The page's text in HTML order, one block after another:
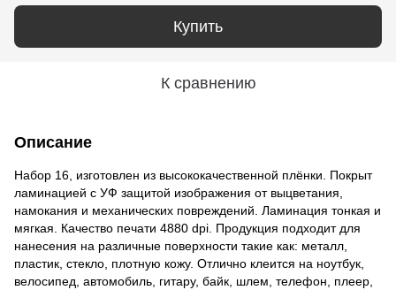
Купить
К сравнению
Описание
Набор 16, изготовлен из высококачественной плёнки. Покрыт
ламинацией с УФ защитой изображения от выцветания,
намокания и механических повреждений. Ламинация тонкая и
мягкая. Качество печати 4880 dpi. Продукция подходит для
нанесения на различные поверхности такие как: металл,
пластик, стекло, плотную кожу. Отлично клеится на ноутбук,
велосипед, автомобиль, гитару, байк, шлем, телефон, плеер,